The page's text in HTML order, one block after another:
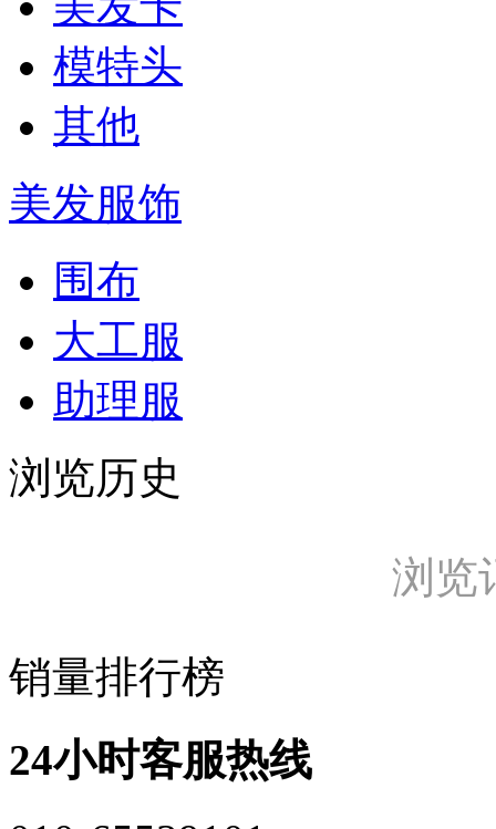
模特头
其他
美发服饰
围布
大工服
助理服
浏览历史
浏览
销量排行榜
24小时客服热线